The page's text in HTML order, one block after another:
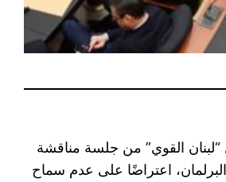
القوي” من جلسة مناقشة
اعتراضًا على عدم سماح